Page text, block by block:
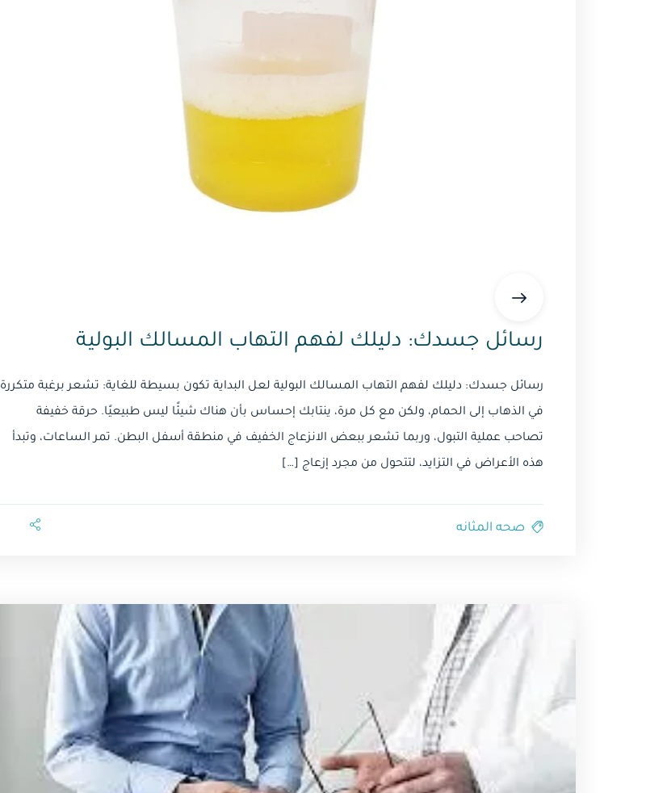
رسائل جسدك: دليلك لفهم التهاب المسالك البولية
رسائل جسدك: دليلك لفهم التهاب المسالك البولية لعل البداية تكون بسيطة للغاية: تشعر برغبة متكررة
في الذهاب إلى الحمام، ولكن مع كل مرة، ينتابك إحساس بأن هناك شيئًا ليس طبيعيًا. حرقة خفيفة
تصاحب عملية التبول، وربما تشعر ببعض الانزعاج الخفيف في منطقة أسفل البطن. تمر الساعات، وتبدأ
هذه الأعراض في التزايد، لتتحول من مجرد إزعاج […]
صحه المثانه⁩